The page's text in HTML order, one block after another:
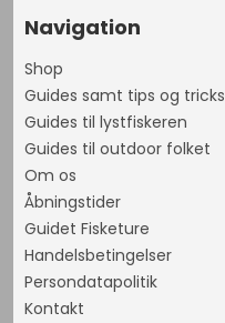
Navigation
Shop
Guides samt tips og tricks
Guides til lystfiskeren
Guides til outdoor folket
Om os
Åbningstider
Guidet Fisketure
Handelsbetingelser
Persondatapolitik
Kontakt